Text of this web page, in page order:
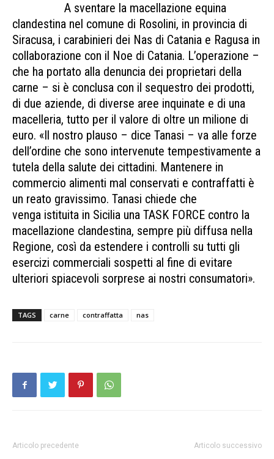
A sventare la macellazione equina
clandestina nel comune di Rosolini, in provincia di
Siracusa, i carabinieri dei Nas di Catania e Ragusa in
collaborazione con il Noe di Catania. L’operazione –
che ha portato alla denuncia dei proprietari della
carne – si è conclusa con il sequestro dei prodotti,
di due aziende, di diverse aree inquinate e di una
macelleria, tutto per il valore di oltre un milione di
euro. «Il nostro plauso – dice Tanasi – va alle forze
dell’ordine che sono intervenute tempestivamente a
tutela della salute dei cittadini. Mantenere in
commercio alimenti mal conservati e contraffatti è
un reato gravissimo. Tanasi chiede che
venga istituita in Sicilia una TASK FORCE contro la
macellazione clandestina, sempre più diffusa nella
Regione, così da estendere i controlli su tutti gli
esercizi commerciali sospetti al fine di evitare
ulteriori spiacevoli sorprese ai nostri consumatori».
TAGS carne contraffatta nas
Articolo precedente Articolo successivo